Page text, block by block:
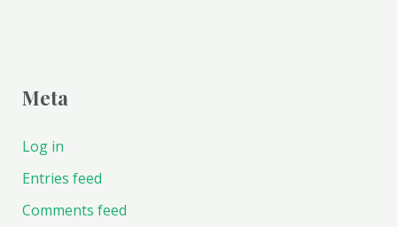
Meta
Log in
Entries feed
Comments feed